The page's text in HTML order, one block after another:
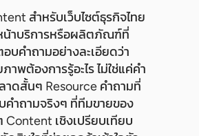
สำหรับเว็บไซต์ธุรกิจไทย
น้าบริการหรือผลิตภัณฑ์ที่
บคำถามอย่างละเอียดว่า
พต้องการรู้อะไร ไม่ใช่แค่คำ
าดสั้นๆ Resource คำถามที่
ำถามจริงๆ ที่ทีมขายของ
เชิงเปรียบเทียบ